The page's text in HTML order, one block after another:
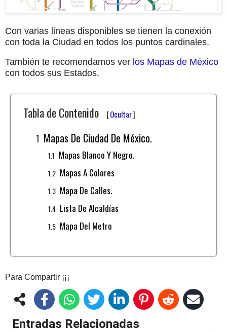
Con varias lineas disponibles se tienen la conexión
con toda la Ciudad en todos los puntos cardinales.
También te recomendamos ver los Mapas de México
con todos sus Estados.
Tabla de Contenido [Ocultar]
Mapas De Ciudad De México.
Mapas Blanco Y Negro.
Mapas A Colores
Mapa De Calles.
Lista De Alcaldías
Mapa Del Metro
Para Compartir ¡¡¡
Entradas Relacionadas